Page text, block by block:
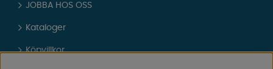
JOBBA HOS OSS
Kataloger
Köpvillkor